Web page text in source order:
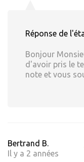
Réponse de
Bonjour
d'avoir pris le
note et vous
Bertrand B.
Il y a 2 années